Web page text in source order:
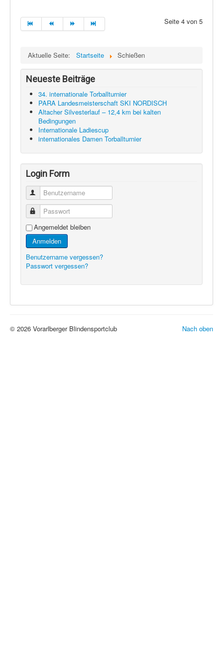
Seite 4 von 5
Aktuelle Seite: Startseite Schießen
Neueste Beiträge
34. internationale Torballturnier
PARA Landesmeisterschaft SKI NORDISCH
Altacher Silvesterlauf – 12,4 km bei kalten
Bedingungen
Internationale Ladiescup
internationales Damen Torballturnier
Login Form
Benutzername
Passwort
Angemeldet bleiben
Anmelden
Benutzername vergessen?
Passwort vergessen?
Nach oben
© 2026 Vorarlberger Blindensportclub